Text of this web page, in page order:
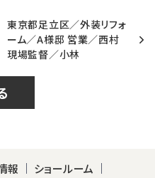
東京都足立区／外装リフォ
ーム／A様邸 営業／西村
現場監督／小林
報
ショールーム